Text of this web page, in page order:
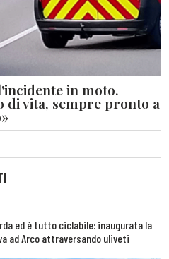
in moto.
di vita, sempre pronto a
ed è tutto ciclabile: inaugurata la
ad Arco attraversando uliveti